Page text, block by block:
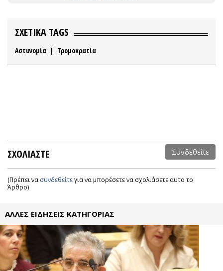
ΣΧΕΤΙΚΑ TAGS
Αστυνομία | Τρομοκρατία
ΣΧΟΛΙΑΣΤΕ Συνδεθείτε
(Πρέπει να συνδεθείτεγια να μπορέσετε να σχολιάσετε αυτο το
Άρθρο)
ΑΛΛΕΣ ΕΙΔΗΣΕΙΣ ΚΑΤΗΓΟΡΙΑΣ